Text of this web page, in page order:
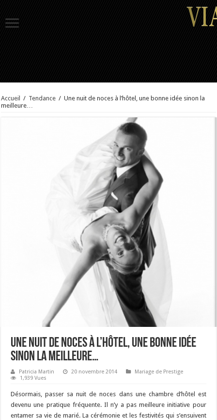
Accueil / Tendance / Une nuit de noces à l’hôtel, une bonne idée sinon la
meilleure…
Une nuit de noces à l’hôtel, une bonne idée
sinon la meilleure…
Patricia Martin 20 novembre 2014
Mariage de Prestige
1,939 Vues
Désormais, passer sa nuit de noces dans une chambre d’hôtel est
devenu une pratique fréquente. Il n’y a pas meilleure initiative pour
entamer sa vie de marié. La cérémonie et les festivités qui s’ensuivent